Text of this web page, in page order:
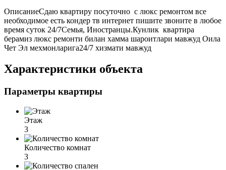
ОписаниеСдаю квартиру посуточно с люкс ремонтом все
необходимое есть кондер тв интернет пишите звоните в любое
время суток 24/7Семья, Иностранцы.Кунлик квартира
берамиз люкс ремонти билан хамма шароитлари мавжуд Оила
Чет Эл мехмонларига24/7 хизмати мавжуд
Характеристики объекта
Параметры квартиры
Этаж
3
Количество комнат
3